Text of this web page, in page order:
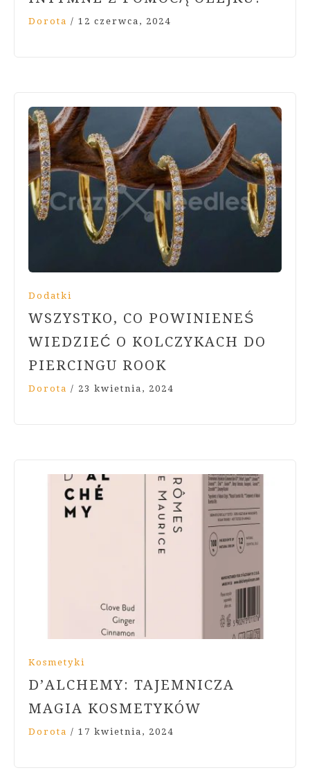
Dorota / 12 czerwca, 2024
Dodatki
WSZYSTKO, CO POWINIENEŚ
WIEDZIEĆ O KOLCZYKACH DO
PIERCINGU ROOK
Dorota / 23 kwietnia, 2024
Kosmetyki
D’ALCHEMY: TAJEMNICZA
MAGIA KOSMETYKÓW
Dorota / 17 kwietnia, 2024